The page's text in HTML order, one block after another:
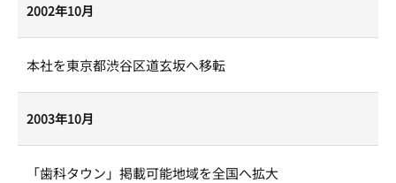
2002年10月
本社を東京都渋谷区道玄坂へ移転
2003年10月
「歯科タウン」掲載可能地域を全国へ拡大